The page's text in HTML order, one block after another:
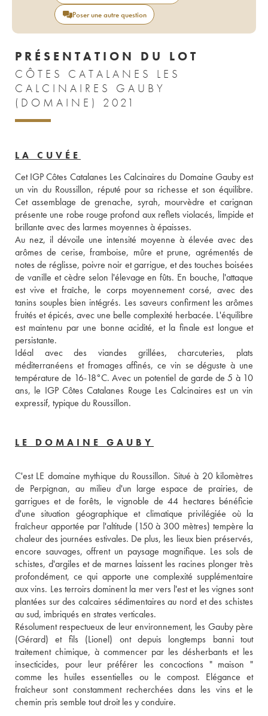
Poser une autre question
PRÉSENTATION DU LOT
CÔTES CATALANES LES
CALCINAIRES GAUBY
(DOMAINE) 2021
LA CUVÉE
Cet IGP Côtes Catalanes Les Calcinaires du Domaine Gauby est
un vin du Roussillon, réputé pour sa richesse et son équilibre.
Cet assemblage de grenache, syrah, mourvèdre et carignan
présente une robe rouge profond aux reflets violacés, limpide et
brillante avec des larmes moyennes à épaisses.
Au nez, il dévoile une intensité moyenne à élevée avec des
arômes de cerise, framboise, mûre et prune, agrémentés de
notes de réglisse, poivre noir et garrigue, et des touches boisées
de vanille et cèdre selon l'élevage en fûts. En bouche, l'attaque
est vive et fraîche, le corps moyennement corsé, avec des
tanins souples bien intégrés. Les saveurs confirment les arômes
fruités et épicés, avec une belle complexité herbacée. L'équilibre
est maintenu par une bonne acidité, et la finale est longue et
persistante.
Idéal avec des viandes grillées, charcuteries, plats
méditerranéens et fromages affinés, ce vin se déguste à une
température de 16-18°C. Avec un potentiel de garde de 5 à 10
ans, le IGP Côtes Catalanes Rouge Les Calcinaires est un vin
expressif, typique du Roussillon.
LE DOMAINE GAUBY
C'est LE domaine mythique du Roussillon. Situé à 20 kilomètres
de Perpignan, au milieu d'un large espace de prairies, de
garrigues et de forêts, le vignoble de 44 hectares bénéficie
d'une situation géographique et climatique privilégiée où la
fraîcheur apportée par l'altitude (150 à 300 mètres) tempère la
chaleur des journées estivales. De plus, les lieux bien préservés,
encore sauvages, offrent un paysage magnifique. Les sols de
schistes, d'argiles et de marnes laissent les racines plonger très
profondément, ce qui apporte une complexité supplémentaire
aux vins. Les terroirs dominent la mer vers l'est et les vignes sont
plantées sur des calcaires sédimentaires au nord et des schistes
au sud, imbriqués en strates verticales.
Résolument respectueux de leur environnement, les Gauby père
(Gérard) et fils (Lionel) ont depuis longtemps banni tout
traitement chimique, à commencer par les désherbants et les
insecticides, pour leur préférer les concoctions " maison "
comme les huiles essentielles ou le compost. Elégance et
fraîcheur sont constamment recherchées dans les vins et le
chemin pris semble tout droit les y conduire.